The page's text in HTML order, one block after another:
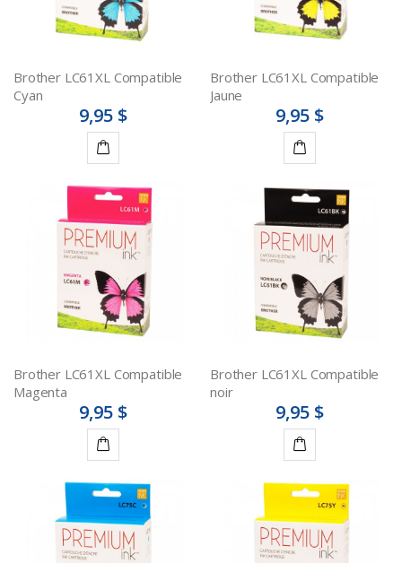
Brother LC61XL Compatible
Cyan
9,95 $
au
panier
Brother LC61XL Compatible
Jaune
9,95 $
au
panier
Brother LC61XL Compatible
Magenta
9,95 $
au
panier
Brother LC61XL Compatible
noir
9,95 $
au
panier